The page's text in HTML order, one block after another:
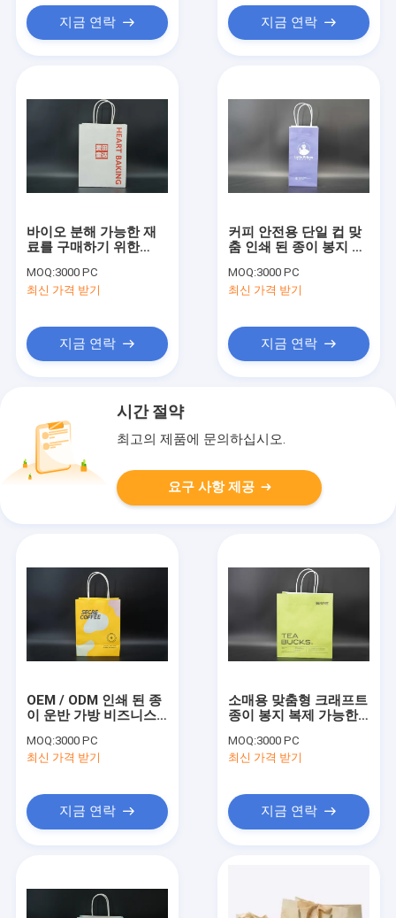
지금 연락 지금 연락
바이오 분해 가능한 재
료를 구매하기 위한
된 종이 봉지
MOQ:3000 PC
최신 가격 받기
지금 연락
커피 안전용 단일 컵 맞
춤 인쇄 된 종이 봉지 가
MOQ:3000 PC
최신 가격 받기
지금 연락
시간 절약
최고의 제품에 문의하십시오.
요구 사항 제공
OEM / ODM 인쇄 된 종
이 운반 가방 비즈니스
방
MOQ:3000 PC
최신 가격 받기
지금 연락
소매용 맞춤형 크래프트
종이 봉지 복제 가능한
MOQ:3000 PC
최신 가격 받기
지금 연락